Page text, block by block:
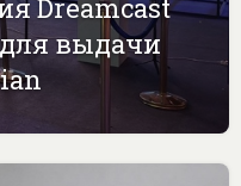
Dreamcast
выдачи